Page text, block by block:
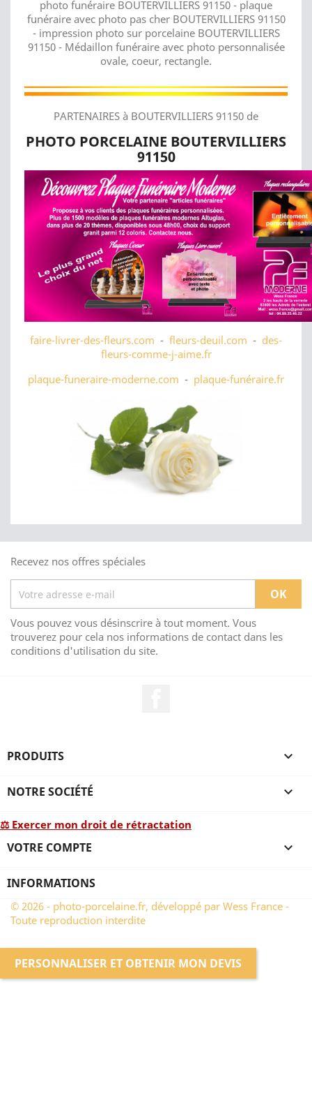
photo funéraire BOUTERVILLIERS 91150 - plaque
funéraire avec photo pas cher BOUTERVILLIERS 91150
- impression photo sur porcelaine BOUTERVILLIERS
91150 - Médaillon funéraire avec photo personnalisée
ovale, coeur, rectangle.
PARTENAIRES à BOUTERVILLIERS 91150 de
PHOTO PORCELAINE BOUTERVILLIERS
91150
faire-livrer-des-fleurs.com - fleurs-deuil.com - des-
fleurs-comme-j-aime.fr
plaque-funeraire-moderne.com - plaque-funéraire.fr
Recevez nos offres spéciales
Vous pouvez vous désinscrire à tout moment. Vous
trouverez pour cela nos informations de contact dans les
conditions d'utilisation du site.
PRODUITS 
NOTRE SOCIÉTÉ 
⚖ Exercer mon droit de rétractation
VOTRE COMPTE 
INFORMATIONS
© 2026 - photo-porcelaine.fr, développé par Wess France -
Toute reproduction interdite
PERSONNALISER ET OBTENIR MON DEVIS